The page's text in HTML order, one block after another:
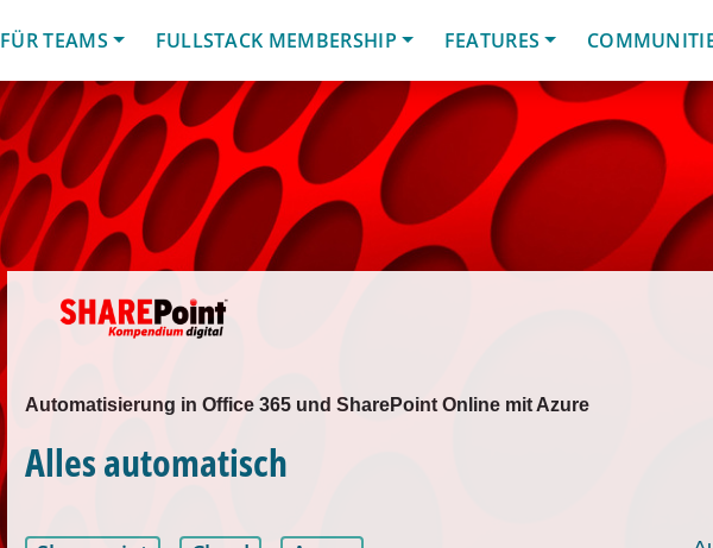
FÜR TEAMS FULLSTACK MEMBERSHIP FEATURES
Automatisierung in Office 365 und SharePoint Online mit Azure
Alles automatisch